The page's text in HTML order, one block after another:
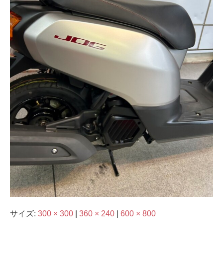
サイズ: 300 × 300 360 × 240 600 × 800